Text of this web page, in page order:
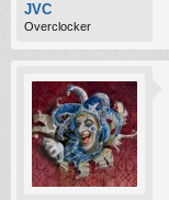
JVC
Overclocker